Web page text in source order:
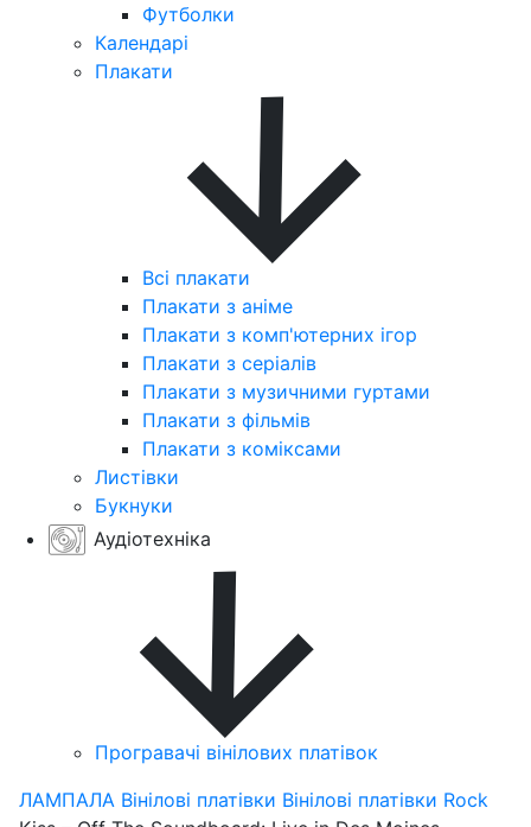
Футболки
Календарі
Плакати
Всі плакати
Плакати з аніме
Плакати з комп'ютерних ігор
Плакати з серіалів
Плакати з музичними гуртами
Плакати з фільмів
Плакати з коміксами
Листівки
Букнуки
Аудіотехніка
Програвачі вінілових платівок
ЛАМПАЛА Вінілові платівки Вінілові платівки Rock